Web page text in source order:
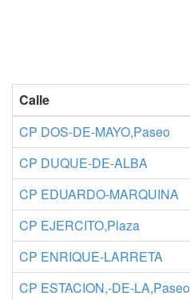
Calle
CP DOS-DE-MAYO,Paseo
CP DUQUE-DE-ALBA
CP EDUARDO-MARQUINA
CP EJERCITO,Plaza
CP ENRIQUE-LARRETA
CP ESTACION,-DE-LA,Paseo